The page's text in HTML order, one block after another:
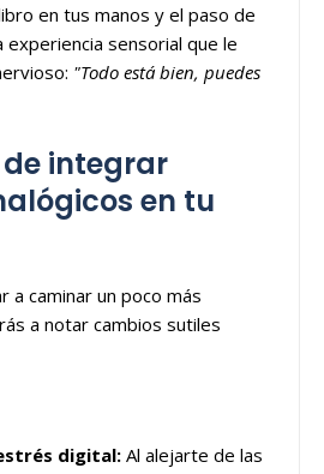
en tus manos y el paso de
experiencia sensorial que le
"Todo está bien, puedes
de integrar
en tu
a caminar un poco más
a notar cambios sutiles
digital: Al alejarte de las